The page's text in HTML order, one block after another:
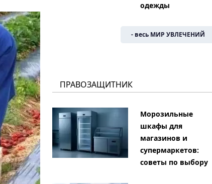
одежды
- весь МИР УВЛЕЧЕНИЙ
ПРАВОЗАЩИТНИК
Морозильные
шкафы для
магазинов и
супермаркетов:
советы по выбору